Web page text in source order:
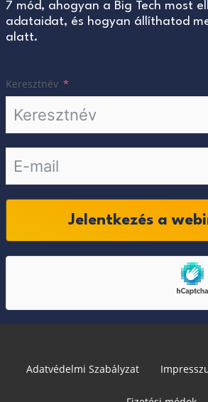
7 mód, ahogyan a Big Tech most
adataidat, és hogyan állíthatod
alatt.
Keresztnév
Jelentkezés a
Adatvédelmi Szabályzat